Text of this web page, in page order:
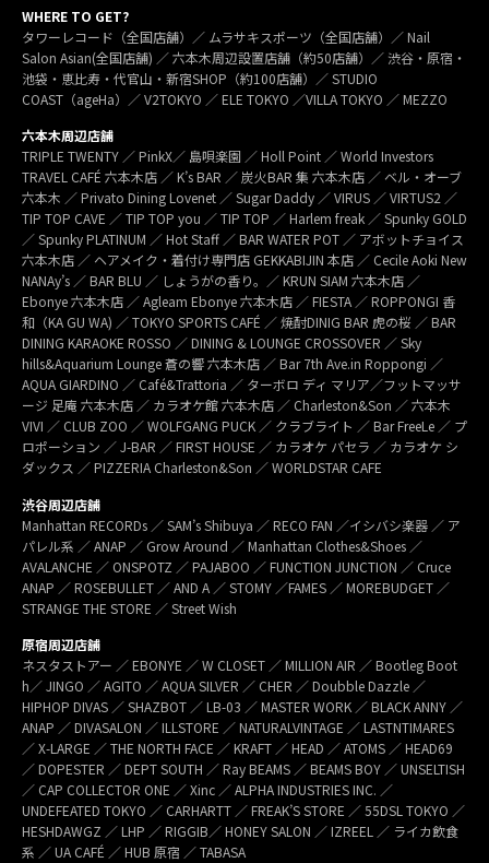
WHERE TO GET?
タワーレコード（全国店舗）／ ムラサキスポーツ（全国店舗）／ Nail
Salon Asian(全国店舗) ／ 六本木周辺設置店舗（約50店舗）／ 渋谷・原宿・
池袋・恵比寿・代官山・新宿SHOP（約100店舗）／ STUDIO
COAST（ageHa）／ V2TOKYO ／ ELE TOKYO ／VILLA TOKYO ／ MEZZO
六本木周辺店舗
TRIPLE TWENTY ／ PinkX／ 島唄楽園 ／ Holl Point ／ World Investors
TRAVEL CAFÉ 六本木店 ／ K’s BAR ／ 炭火BAR 集 六本木店 ／ ベル・オーブ
六本木 ／ Privato Dining Lovenet ／ Sugar Daddy ／ VIRUS ／ VIRTUS2 ／
TIP TOP CAVE ／ TIP TOP you ／ TIP TOP ／ Harlem freak ／ Spunky GOLD
／ Spunky PLATINUM ／ Hot Staff ／ BAR WATER POT ／ アボットチョイス
六本木店 ／ ヘアメイク・着付け専門店 GEKKABIJIN 本店 ／ Cecile Aoki New
NANAy’s ／ BAR BLU ／ しょうがの香り。／ KRUN SIAM 六本木店 ／
Ebonye 六本木店 ／ Agleam Ebonye 六本木店 ／ FIESTA ／ ROPPONGI 香
和（KA GU WA) ／ TOKYO SPORTS CAFÉ ／ 焼酎DINIG BAR 虎の桜 ／ BAR
DINING KARAOKE ROSSO ／ DINING & LOUNGE CROSSOVER ／ Sky
hills&Aquarium Lounge 蒼の響 六本木店 ／ Bar 7th Ave.in Roppongi ／
AQUA GIARDINO ／ Café&Trattoria ／ ターボロ ディ マリア／フットマッサ
ージ 足庵 六本木店 ／ カラオケ館 六本木店 ／ Charleston&Son ／ 六本木
VIVI ／ CLUB ZOO ／ WOLFGANG PUCK ／ クラブライト ／ Bar FreeLe ／ プ
ロポーション ／ J-BAR ／ FIRST HOUSE ／ カラオケ パセラ ／ カラオケ シ
ダックス ／ PIZZERIA Charleston&Son ／ WORLDSTAR CAFE
渋谷周辺店舗
Manhattan RECORDs ／ SAM’s Shibuya ／ RECO FAN ／イシバシ楽器 ／ ア
パレル系 ／ ANAP ／ Grow Around ／ Manhattan Clothes&Shoes ／
AVALANCHE ／ ONSPOTZ ／ PAJABOO ／ FUNCTION JUNCTION ／ Cruce
ANAP ／ ROSEBULLET ／ AND A ／ STOMY ／FAMES ／ MOREBUDGET ／
STRANGE THE STORE ／ Street Wish
原宿周辺店舗
ネスタストアー ／ EBONYE ／ W CLOSET ／ MILLION AIR ／ Bootleg Boot
h／ JINGO ／ AGITO ／ AQUA SILVER ／ CHER ／ Doubble Dazzle ／
HIPHOP DIVAS ／ SHAZBOT ／ LB-03 ／ MASTER WORK ／ BLACK ANNY ／
ANAP ／ DIVASALON ／ ILLSTORE ／ NATURALVINTAGE ／ LASTNTIMARES
／ X-LARGE ／ THE NORTH FACE ／ KRAFT ／ HEAD ／ ATOMS ／ HEAD69
／ DOPESTER ／ DEPT SOUTH ／ Ray BEAMS ／ BEAMS BOY ／ UNSELTISH
／ CAP COLLECTOR ONE ／ Xinc ／ ALPHA INDUSTRIES INC. ／
UNDEFEATED TOKYO ／ CARHARTT ／ FREAK’S STORE ／ 55DSL TOKYO ／
HESHDAWGZ ／ LHP ／ RIGGIB／ HONEY SALON ／ IZREEL ／ ライカ飲食
系 ／ UA CAFÉ ／ HUB 原宿 ／ TABASA